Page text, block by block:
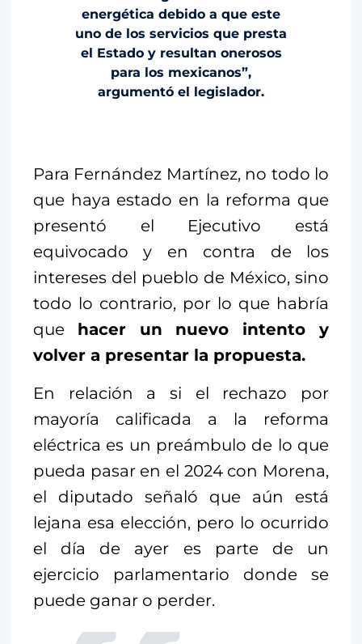
energética debido a que este
uno de los servicios que presta
el Estado y resultan onerosos
para los mexicanos”,
argumentó el legislador.
Para Fernández Martínez, no todo lo
que haya estado en la reforma que
presentó el Ejecutivo está
equivocado y en contra de los
intereses del pueblo de México, sino
todo lo contrario, por lo que habría
que hacer un nuevo intento y
volver a presentar la propuesta.
En relación a si el rechazo por
mayoría calificada a la reforma
eléctrica es un preámbulo de lo que
pueda pasar en el 2024 con Morena,
el diputado señaló que aún está
lejana esa elección, pero lo ocurrido
el día de ayer es parte de un
ejercicio parlamentario donde se
puede ganar o perder.